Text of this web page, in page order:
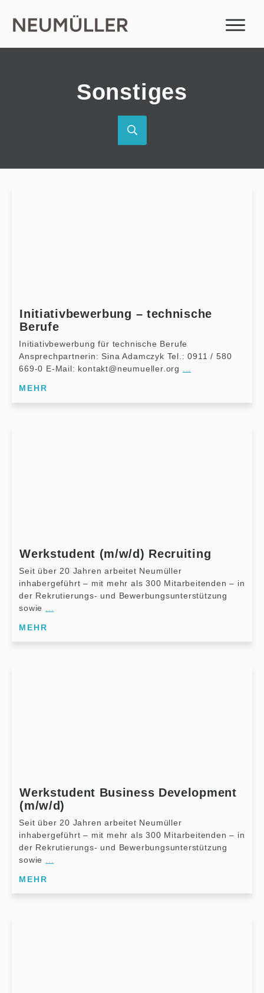
Sonstiges
Initiativbewerbung – technische
Berufe
Initiativbewerbung für technische Berufe
Ansprechpartnerin: Sina Adamczyk Tel.: 0911 / 580
669-0 E-Mail: kontakt@neumueller.org ...
MEHR
Werkstudent (m/w/d) Recruiting
Seit über 20 Jahren arbeitet Neumüller
inhabergeführt – mit mehr als 300 Mitarbeitenden – in
der Rekrutierungs- und Bewerbungsunterstützung
sowie
MEHR
Werkstudent Business Development
(m/w/d)
Seit über 20 Jahren arbeitet Neumüller
inhabergeführt – mit mehr als 300 Mitarbeitenden – in
der Rekrutierungs- und Bewerbungsunterstützung
sowie
MEHR